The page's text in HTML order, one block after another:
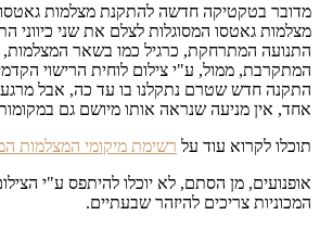
בטקטיקה חדשה להתקנת מצלמות גאטסו:
גאטסו המסוגלות לצלם את שני כיווני
המתרחקת, כרגיל כמו בשאר המצלמות, וגם
ממול, ע"י צילום לוחית הרישוי הקדמית!
חדש שטרם נתקלנו בו עד כה, אבל מרגע
אין מניעה שנראה אותו מיושם גם במקומות
לקרוא עוד עלרשימת מיקומי המצלמות המלאה
מן הסתם, לא יוכלו להיתפס ע"י הצילום
צריכים להיזהר שבעתיים.